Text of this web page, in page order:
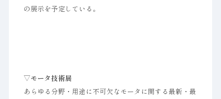
の展示を予定している。
▽モータ技術展
あらゆる分野・用途に不可欠なモータに関する最新・最